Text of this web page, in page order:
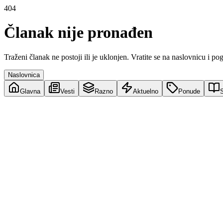
404
Članak nije pronađen
Traženi članak ne postoji ili je uklonjen. Vratite se na naslovnicu i
Naslovnica
Glavna Vesti Razno Aktuelno Ponude